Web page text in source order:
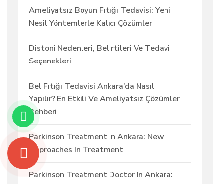
Ameliyatsız Boyun Fıtığı Tedavisi: Yeni
Nesil Yöntemlerle Kalıcı Çözümler
Distoni Nedenleri, Belirtileri Ve Tedavi
Seçenekleri
Bel Fıtığı Tedavisi Ankara’da Nasıl
Yapılır? En Etkili Ve Ameliyatsız Çözümler
Rehberi
Parkinson Treatment In Ankara: New
Approaches In Treatment
Parkinson Treatment Doctor In Ankara: